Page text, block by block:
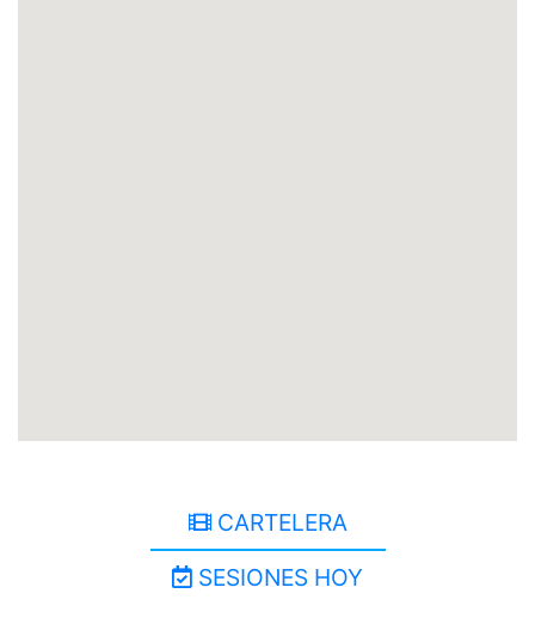
CARTELERA
SESIONES HOY